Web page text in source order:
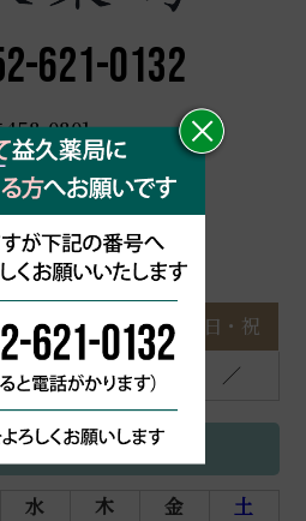
621-0132
458-0801
緑区鳴海町中汐田123-1
水 木 金 土
日・祝
● ／ ● ● ／
年 8月
水 木 金
土